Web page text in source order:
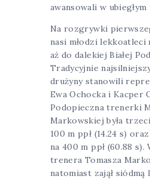
awansowali w ubiegłym
Na rozgrywki
nasi młodzi lekkoatleci
aż do dalekiej Białej
Tradycyjnie
drużyny stanowili
Ewa Ochocka i Kacper
Podopieczna trenerki
Markowskiej była
100 m ppł (14.24 s)
na 400 m ppł (60.88 s).
trenera Tomasza
natomiast zajął